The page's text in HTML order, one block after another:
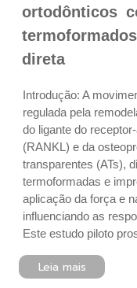
ortodônticos
direta
Introdução: A
regulada pela
do ligante do
(RANKL) e da
transparentes (ATs),
termoformadas e
aplicação da força e
influenciando as
Este estudo piloto
Leia mais